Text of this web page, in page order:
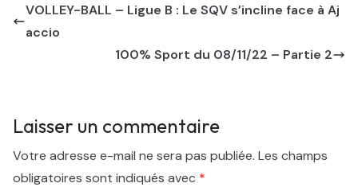
VOLLEY-BALL – Ligue B : Le SQV s’incline face à Aj
accio
100% Sport du 08/11/22 – Partie 2
Laisser un commentaire
Votre adresse e-mail ne sera pas publiée. Les champs
obligatoires sont indiqués avec *